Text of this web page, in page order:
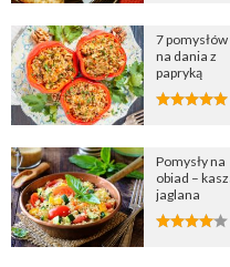
7 pomysłów
na dania z
papryką
Pomysły na
obiad –
jaglana